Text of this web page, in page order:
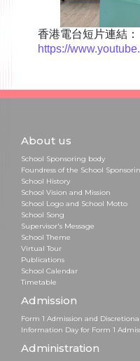
香港電台短片連結：
https://
About us
School Sponsoring body
Foundress of the School
School History
School Vision and Mission
School Logo and School Motto
School Song
Supervisor's Message
School Theme
Virtual Tour
Publications
School Calendar
Timetable
Admission
Form 1 Admission and
Information Day for Form 1
Administration